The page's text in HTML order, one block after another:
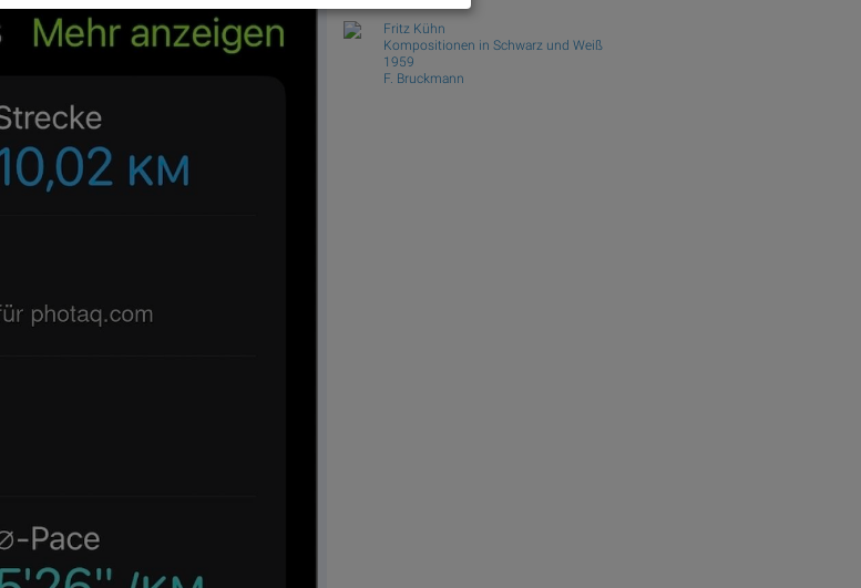
Fritz Kühn
Kompositionen in Schwarz und Weiß
1959
F. Bruckmann